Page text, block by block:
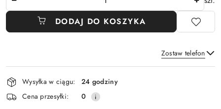
DODAJ DO KOSZYKA
Zostaw telefon
Wyślij
Dostępność
i
dostawa
Wysyłka w ciągu:
24 godziny
Cena przesyłki:
0